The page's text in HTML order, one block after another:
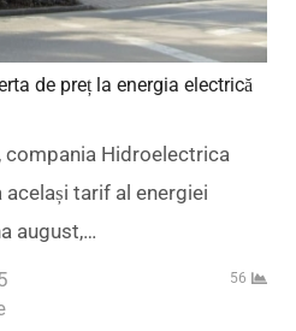
de preț la energia electrică
compania Hidroelectrica
același tarif al energiei
august,…
56